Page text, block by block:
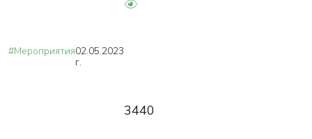
#Мероприятия02.05.2023
г.
3440